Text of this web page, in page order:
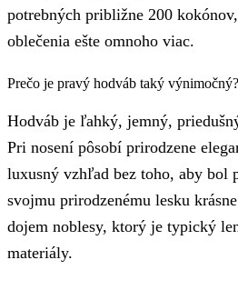
potrebných približne 200
oblečenia ešte omnoho viac.
Prečo je pravý hodváb taký výnimočný?
Hodváb je ľahký, jemný,
Pri nosení pôsobí prirodzene
luxusný vzhľad bez toho, aby bol
svojmu prirodzenému lesku
dojem noblesy, ktorý je typický
materiály.